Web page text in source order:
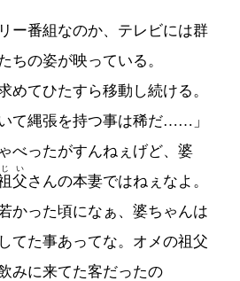
ー番組なのか、テレビには群
ちの姿が映っている。
めてひたすら移動し続ける。
て縄張を持つ事は稀だ……」
べったがすんねぇげど、婆
父
じい
さんの本妻ではねぇなよ。
った頃になぁ、婆ちゃんは
てた事あってな。オメの祖父
みに来てた客だったの